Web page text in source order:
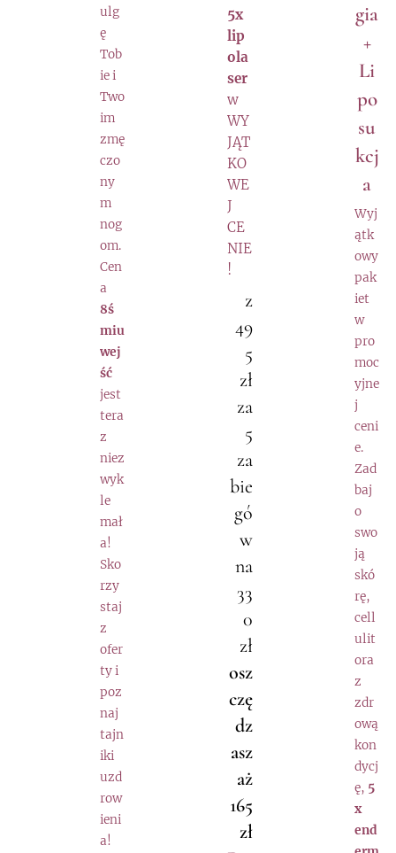
ulg
ę
Tob
ie i
Two
im
zmę
czo
ny
m
nog
om.
Cen
a
8ś
miu
wej
ść
jest
tera
z
niez
wyk
le
mał
a!
Sko
rzy
staj
z
ofer
ty i
poz
naj
tajn
iki
uzd
row
ieni
a!
5x
lip
ola
ser
w
WY
JĄT
KO
WE
J
CE
NIE
!
z
49
5
zł
za
5
za
bie
gó
w
na
33
0
zł
osz
czę
dz
asz
aż
165
zł
gia
+
Li
po
su
kcj
a
Wyj
ątk
owy
pak
iet
w
pro
moc
yjne
j
ceni
e.
Zad
baj
o
swo
ją
skó
rę,
cell
ulit
ora
z
zdr
ową
kon
dycj
ę, 5
x
end